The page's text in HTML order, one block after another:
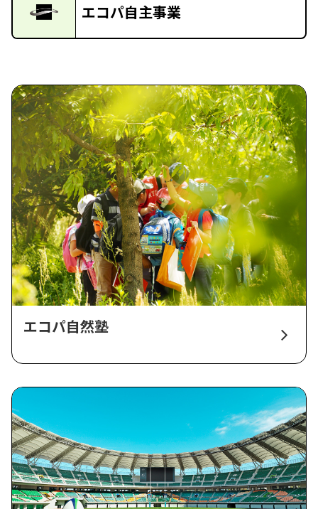
エコパ自主事業
エコパ自然塾